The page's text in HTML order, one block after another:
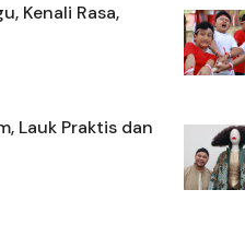
Kenali Rasa,
Lauk Praktis dan